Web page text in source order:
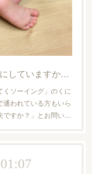
レッスン中子どもはいい子にしていますか？【広島洋裁教室・てくてくソーイング】
くソーイング」のくに
通われている方もいら
ですか？」とお問い…